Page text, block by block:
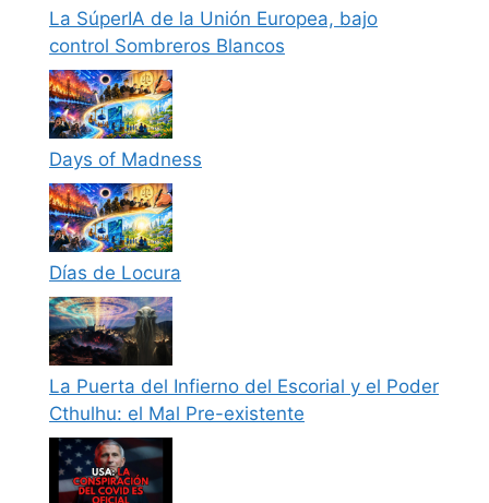
La SúperIA de la Unión Europea, bajo
control Sombreros Blancos
Days of Madness
Días de Locura
La Puerta del Infierno del Escorial y el Poder
Cthulhu: el Mal Pre-existente